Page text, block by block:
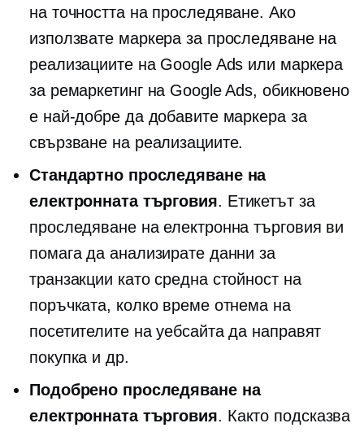
на точността на проследяване. Ако
използвате маркера за проследяване на
реализациите на Google Ads или маркера
за ремаркетинг на Google Ads, обикновено
е най-добре да добавите маркера за
свързване на реализациите.
Стандартно проследяване на
електронната търговия. Етикетът за
проследяване на електронна търговия ви
помага да анализирате данни за
транзакции като средна стойност на
поръчката, колко време отнема на
посетителите на уебсайта да направят
покупка и др.
Подобрено проследяване на
електронната търговия. Както подсказва